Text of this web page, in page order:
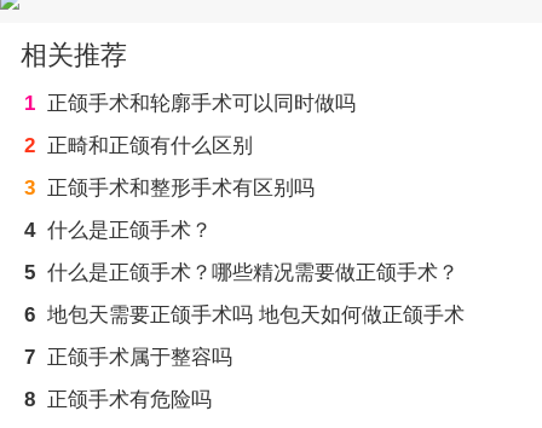
相关推荐
1
正颌手术和轮廓手术可以同时做吗
2
正畸和正颌有什么区别
3
正颌手术和整形手术有区别吗
4 什么是正颌手术？
5 什么是正颌手术？哪些精况需要做正颌手术？
6 地包天需要正颌手术吗 地包天如何做正颌手术
7
正颌手术属于整容吗
8
正颌手术有危险吗